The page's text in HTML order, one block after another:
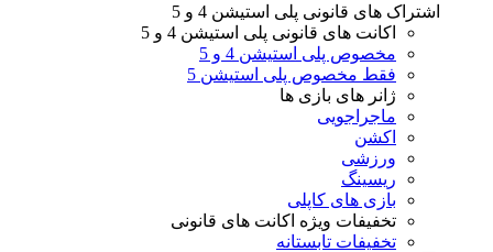
اشتراک های قانونی پلی استیشن 4 و 5
اکانت های قانونی پلی استیشن 4 و 5
مخصوص پلی استیشن 4 و 5
فقط مخصوص پلی استیشن 5
ژانر های بازی ها
ماجراجویی
اکشن
ورزشی
ریسینگ
بازی های کاپلی
تخفیفات ویژه اکانت های قانونی
تخفیفات تابستانه